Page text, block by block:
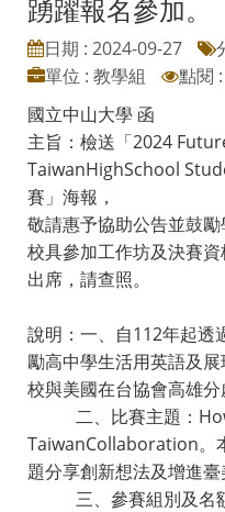
踴躍報名參加。
日期 : 2024-09-27
單位 : 教學組
點閱
國立中山大學 函
主旨：檢送「2024
TaiwanHighSchool
賽」海報，
敬請惠予協助公告並鼓
校具參加工作坊及決賽
出席，請查照。
說明：一、自112年起透
勵高中學生活用英語及
校與美國在台協會高雄分
二、比賽主題：How
TaiwanCollaboration。
題分享創新想法及增進臺
三、參賽組別及名額